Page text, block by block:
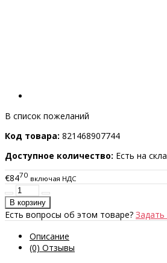
В список пожеланий
Код товара: 821468907744
Доступное количество: Есть на
€8470 включая НДС
Есть вопросы об этом товаре?
Описание
(0) Отзывы